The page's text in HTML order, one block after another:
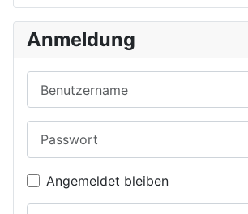
Anmeldung
Angemeldet bleiben